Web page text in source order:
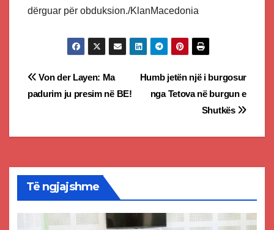
dërguar për obduksion./KlanMacedonia
Post
navigation
Humb jetën një i burgosur
nga Tetova në burgun e
Shutkës
Von der Layen: Ma
padurim ju presim në BE!
Të ngjajshme